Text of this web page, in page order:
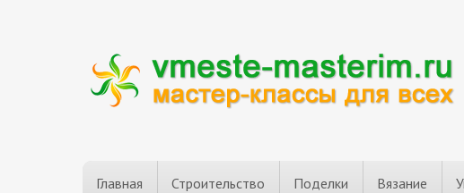
Главная Строительство Поделки Вязание